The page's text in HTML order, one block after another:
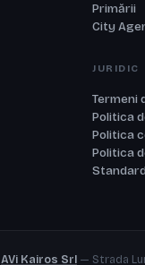
Primării
City
JURIDIC
Termeni
Politica
Politica
Politica
AVi Kairos Srl — Strada